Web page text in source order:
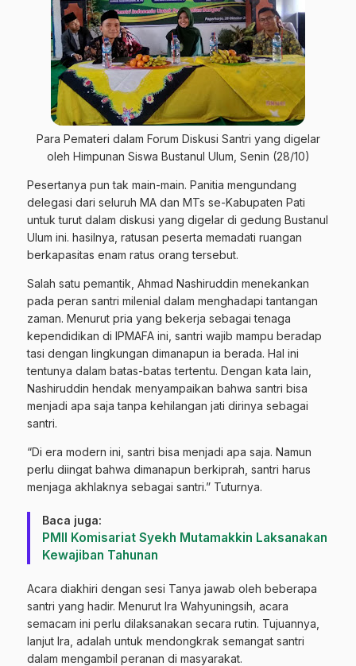
Para Pemateri dalam Forum Diskusi Santri yang digelar
oleh Himpunan Siswa Bustanul Ulum, Senin (28/10)
Pesertanya pun tak main-main. Panitia mengundang
delegasi dari seluruh MA dan MTs se-Kabupaten Pati
untuk turut dalam diskusi yang digelar di gedung Bustanul
Ulum ini. hasilnya, ratusan peserta memadati ruangan
berkapasitas enam ratus orang tersebut.
Salah satu pemantik, Ahmad Nashiruddin menekankan
pada peran santri milenial dalam menghadapi tantangan
zaman. Menurut pria yang bekerja sebagai tenaga
kependidikan di IPMAFA ini, santri wajib mampu beradap
tasi dengan lingkungan dimanapun ia berada. Hal ini
tentunya dalam batas-batas tertentu. Dengan kata lain,
Nashiruddin hendak menyampaikan bahwa santri bisa
menjadi apa saja tanpa kehilangan jati dirinya sebagai
santri.
“Di era modern ini, santri bisa menjadi apa saja. Namun
perlu diingat bahwa dimanapun berkiprah, santri harus
menjaga akhlaknya sebagai santri.” Tuturnya.
Baca juga:
PMII Komisariat Syekh Mutamakkin Laksanakan
Kewajiban Tahunan
Acara diakhiri dengan sesi Tanya jawab oleh beberapa
santri yang hadir. Menurut Ira Wahyuningsih, acara
semacam ini perlu dilaksanakan secara rutin. Tujuannya,
lanjut Ira, adalah untuk mendongkrak semangat santri
dalam mengambil peranan di masyarakat.